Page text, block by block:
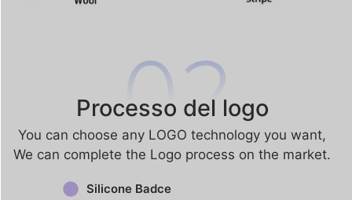
Processo del logo
You can choose any LOGO technology you want​,
We can complete the Logo process on the market.
Silicone Badce